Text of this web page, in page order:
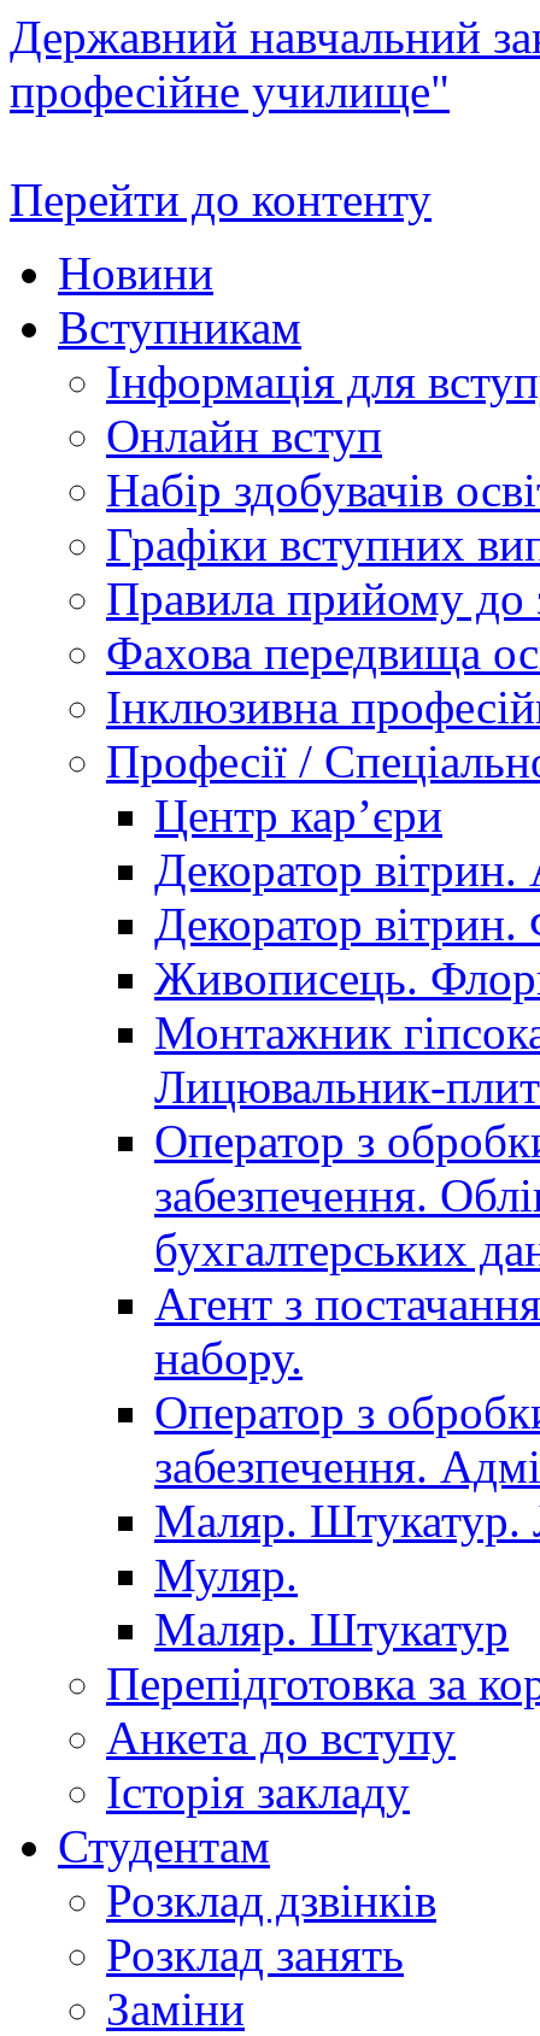
Державний навчальний
професійне училище"
Перейти до контенту
Новини
Вступникам
Інформація для
Онлайн вступ
Набір здобувачів
Графіки вступних
Правила прийому до
Фахова передвища
Інклюзивна
Професії /
Центр кар’єри
Декоратор вітрин.
Декоратор вітрин.
Живописець.
Монтажник
Лицювальник-
Оператор з
забезпечення.
бухгалтерських
Агент з
набору.
Оператор з
забезпечення.
Маляр. Штукатур.
Муляр.
Маляр. Штукатур
Перепідготовка за
Анкета до вступу
Історія закладу
Студентам
Розклад дзвінків
Розклад занять
Заміни